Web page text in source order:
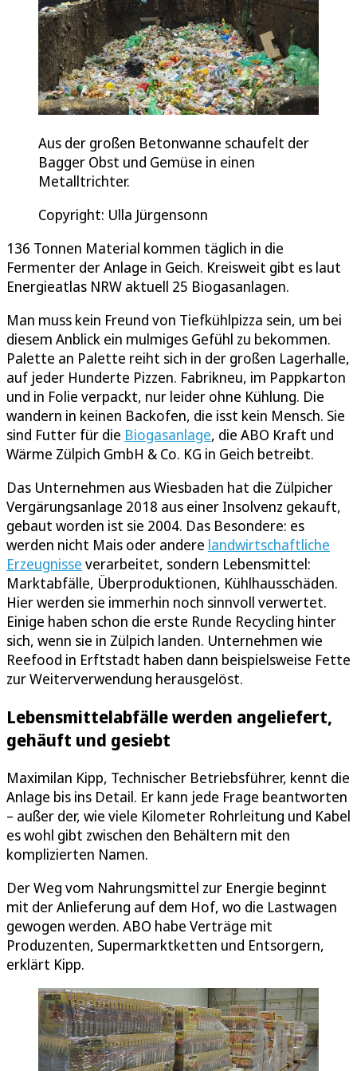
Aus der großen Betonwanne schaufelt der
Bagger Obst und Gemüse in einen
Metalltrichter.
Copyright: Ulla Jürgensonn
136 Tonnen Material kommen täglich in die
Fermenter der Anlage in Geich. Kreisweit gibt es laut
Energieatlas NRW aktuell 25 Biogasanlagen.
Man muss kein Freund von Tiefkühlpizza sein, um bei
diesem Anblick ein mulmiges Gefühl zu bekommen.
Palette an Palette reiht sich in der großen Lagerhalle,
auf jeder Hunderte Pizzen. Fabrikneu, im Pappkarton
und in Folie verpackt, nur leider ohne Kühlung. Die
wandern in keinen Backofen, die isst kein Mensch. Sie
sind Futter für die Biogasanlage, die ABO Kraft und
Wärme Zülpich GmbH & Co. KG in Geich betreibt.
Das Unternehmen aus Wiesbaden hat die Zülpicher
Vergärungsanlage 2018 aus einer Insolvenz gekauft,
gebaut worden ist sie 2004. Das Besondere: es
werden nicht Mais oder andere landwirtschaftliche
Erzeugnisse verarbeitet, sondern Lebensmittel:
Marktabfälle, Überproduktionen, Kühlhausschäden.
Hier werden sie immerhin noch sinnvoll verwertet.
Einige haben schon die erste Runde Recycling hinter
sich, wenn sie in Zülpich landen. Unternehmen wie
Reefood in Erftstadt haben dann beispielsweise Fette
zur Weiterverwendung herausgelöst.
Lebensmittelabfälle werden angeliefert,
gehäuft und gesiebt
Maximilan Kipp, Technischer Betriebsführer, kennt die
Anlage bis ins Detail. Er kann jede Frage beantworten
– außer der, wie viele Kilometer Rohrleitung und Kabel
es wohl gibt zwischen den Behältern mit den
komplizierten Namen.
Der Weg vom Nahrungsmittel zur Energie beginnt
mit der Anlieferung auf dem Hof, wo die Lastwagen
gewogen werden. ABO habe Verträge mit
Produzenten, Supermarktketten und Entsorgern,
erklärt Kipp.